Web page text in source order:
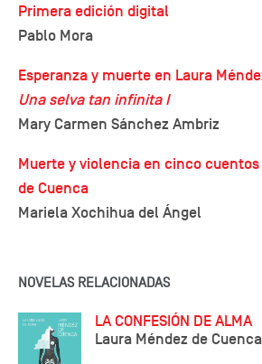
Primera edición digital
Pablo Mora
Esperanza y muerte en Laura
Una selva tan infinita I
Mary Carmen Sánchez Ambriz
Muerte y violencia en cinco cuentos
de Cuenca
Mariela Xochihua del Ángel
NOVELAS RELACIONADAS
LA CONFESIÓN DE ALMA
Laura Méndez de Cuenca